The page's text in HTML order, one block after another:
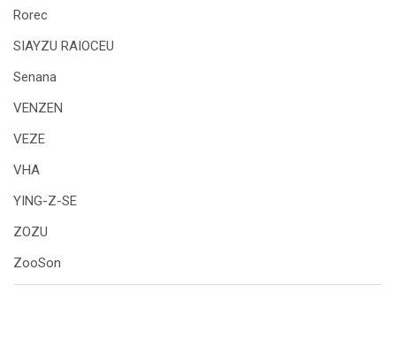
Rorec
SIAYZU RAIOCEU
Senana
VENZEN
VEZE
VHA
YING-Z-SE
ZOZU
ZooSon